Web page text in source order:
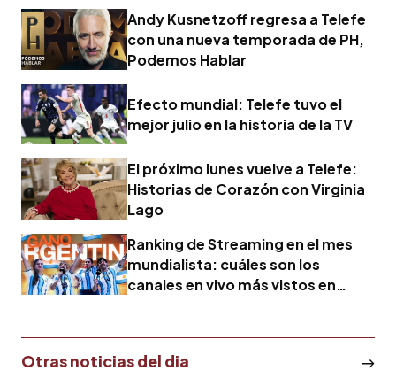
Andy Kusnetzoff regresa a Telefe
con una nueva temporada de PH,
Podemos Hablar
Efecto mundial: Telefe tuvo el
mejor julio en la historia de la TV
El próximo lunes vuelve a Telefe:
Historias de Corazón con Virginia
Lago
Ranking de Streaming en el mes
mundialista: cuáles son los
canales en vivo más vistos en
Otras noticias del dia